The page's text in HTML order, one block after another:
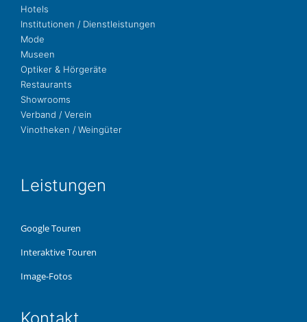
Hotels
Insti­tu­tio­nen / Dienstleistungen
Mode
Museen
Opti­ker & Hörgeräte
Restau­rants
Show­rooms
Ver­band / Verein
Vino­the­ken / Weingüter
Leis­tun­gen
Google Touren
Inter­ak­ti­ve Touren
Image-Fotos
Kon­takt